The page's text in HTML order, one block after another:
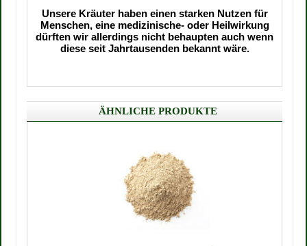
Unsere Kräuter haben einen starken Nutzen für
Menschen, eine medizinische- oder Heilwirkung
dürften wir allerdings nicht behaupten auch wenn
diese seit Jahrtausenden bekannt wäre.
ÄHNLICHE PRODUKTE